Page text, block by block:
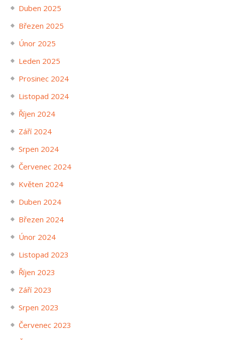
Duben 2025
Březen 2025
Únor 2025
Leden 2025
Prosinec 2024
Listopad 2024
Říjen 2024
Září 2024
Srpen 2024
Červenec 2024
Květen 2024
Duben 2024
Březen 2024
Únor 2024
Listopad 2023
Říjen 2023
Září 2023
Srpen 2023
Červenec 2023